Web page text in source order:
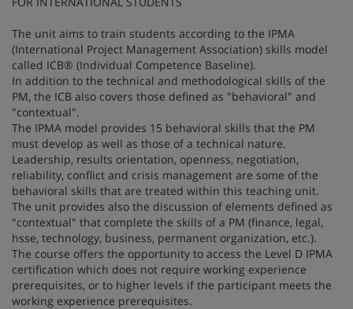
The unit aims to train students according to the IPMA
(International Project Management Association) skills model
called ICB® (Individual Competence Baseline).
In addition to the technical and methodological skills of the
PM, the ICB also covers those defined as "behavioral" and
"contextual".
The IPMA model provides 15 behavioral skills that the PM
must develop as well as those of a technical nature.
Leadership, results orientation, openness, negotiation,
reliability, conflict and crisis management are some of the
behavioral skills that are treated within this teaching unit.
The unit provides also the discussion of elements defined as
"contextual" that complete the skills of a PM (finance, legal,
hsse, technology, business, permanent organization, etc.).
The course offers the opportunity to access the Level D IPMA
certification which does not require working experience
prerequisites, or to higher levels if the participant meets the
working experience prerequisites.